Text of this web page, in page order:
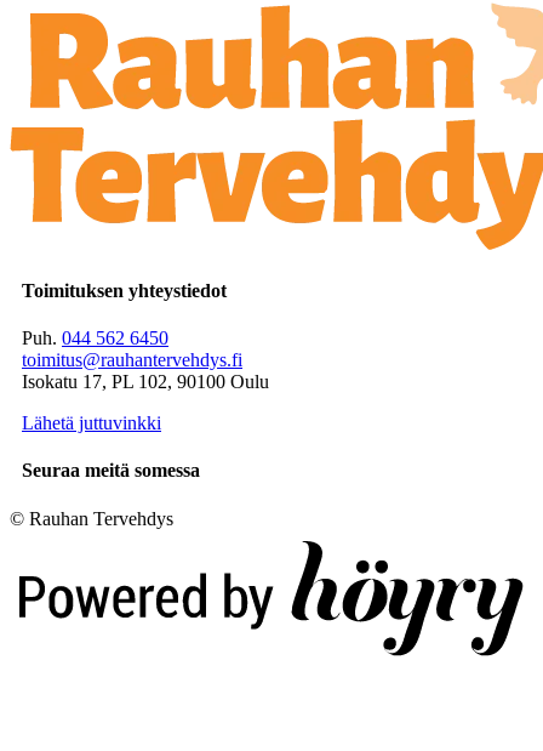
Toimituksen yhteystiedot
Puh. 044 562 6450
toimitus@rauhantervehdys.fi
Isokatu 17, PL 102, 90100 Oulu
Lähetä juttuvinkki
Seuraa meitä somessa
© Rauhan Tervehdys